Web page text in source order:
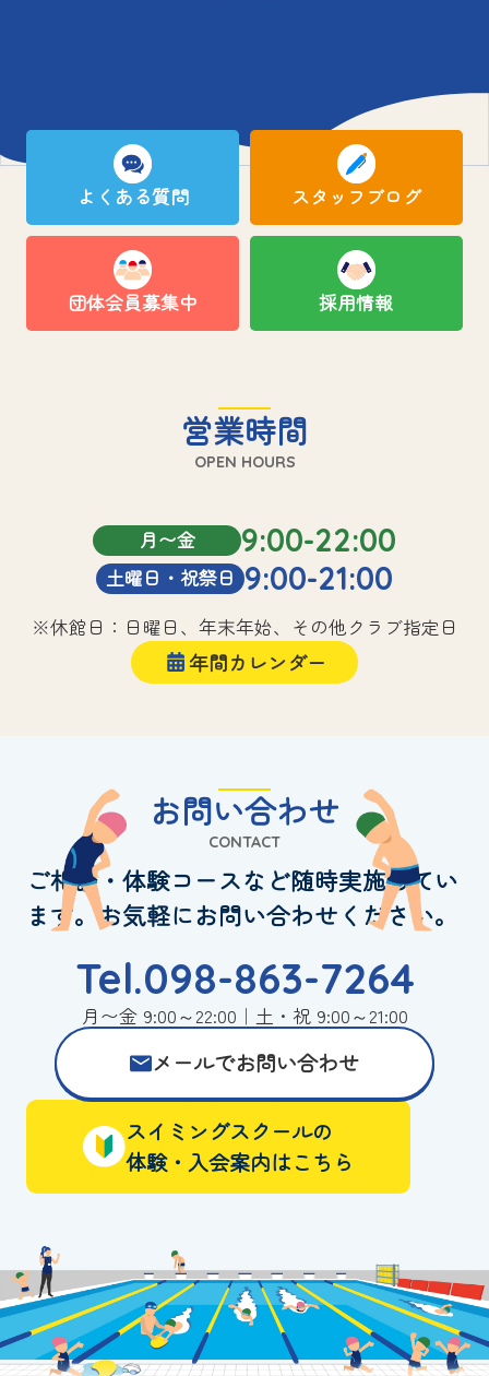
よくある質問 スタッフブログ
団体会員募集中 採用情報
営業時間
OPEN HOURS
月〜金 9:00-22:00
土曜日・祝祭日 9:00-21:00
※休館日：日曜日、年末年始、その他クラブ指定日
年間カレンダー
お問い合わせ
CONTACT
ご相談・体験コースなど随時実施してい
ます。お気軽にお問い合わせください。
Tel.098-863-7264
月〜金 9:00～22:00｜土・祝 9:00～21:00
メールでお問い合わせ
スイミングスクールの
体験・入会案内はこちら